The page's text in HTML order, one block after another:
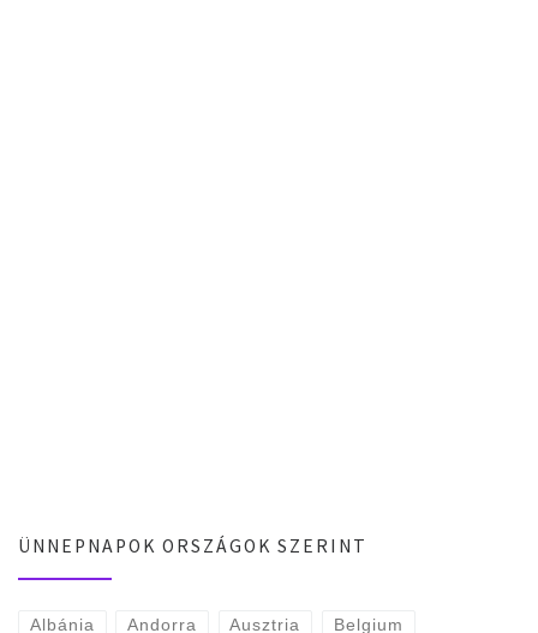
ÜNNEPNAPOK ORSZÁGOK SZERINT
Albánia Andorra Ausztria Belgium